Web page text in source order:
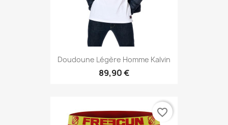
Doudoune Légère Homme Kalvin
89,90 €
favorite_border